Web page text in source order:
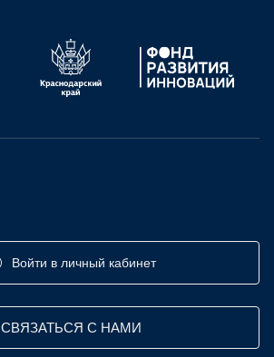
Войти в личный кабинет
СВЯЗАТЬСЯ С НАМИ